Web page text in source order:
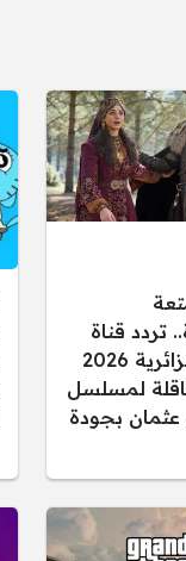
تردد قناة
الفجر الجزائرية 2026
لمسلسل
بجودة